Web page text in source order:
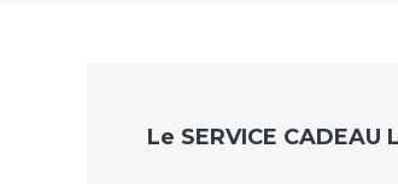
Le SERVICE